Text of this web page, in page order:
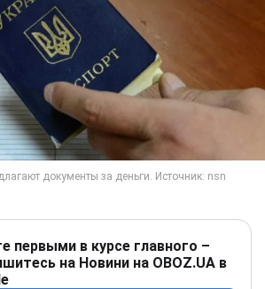
первыми в курсе главного –
на Новини на OBOZ.UA в